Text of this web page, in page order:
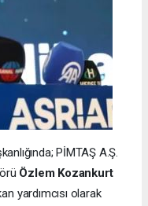
PİMTAŞ A.Ş.
Özlem Kozankurt
yardımcısı olarak